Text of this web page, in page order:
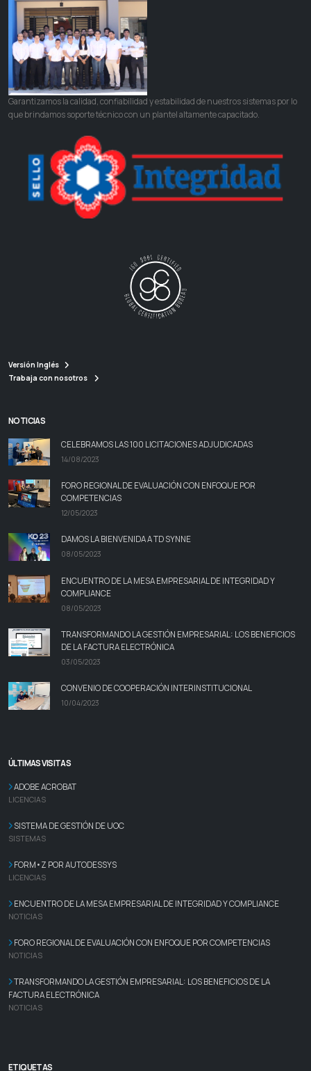
Garantizamos la calidad, confiabilidad y estabilidad de nuestros sistemas por lo
que brindamos soporte técnico con un plantel altamente capacitado.
Versión Inglés
Trabaja con nosotros
NOTICIAS
CELEBRAMOS LAS 100 LICITACIONES ADJUDICADAS
14/08/2023
FORO REGIONAL DE EVALUACIÓN CON ENFOQUE POR
COMPETENCIAS
12/05/2023
DAMOS LA BIENVENIDA A TD SYNNE
08/05/2023
ENCUENTRO DE LA MESA EMPRESARIAL DE INTEGRIDAD Y
COMPLIANCE
08/05/2023
TRANSFORMANDO LA GESTIÓN EMPRESARIAL: LOS BENEFICIOS
DE LA FACTURA ELECTRÓNICA
03/05/2023
CONVENIO DE COOPERACIÓN INTERINSTITUCIONAL
10/04/2023
ÚLTIMAS VISITAS
ADOBE ACROBAT
LICENCIAS
SISTEMA DE GESTIÓN DE UOC
SISTEMAS
FORM•Z POR AUTODESSYS
LICENCIAS
ENCUENTRO DE LA MESA EMPRESARIAL DE INTEGRIDAD Y COMPLIANCE
NOTICIAS
FORO REGIONAL DE EVALUACIÓN CON ENFOQUE POR COMPETENCIAS
NOTICIAS
TRANSFORMANDO LA GESTIÓN EMPRESARIAL: LOS BENEFICIOS DE LA
FACTURA ELECTRÓNICA
NOTICIAS
ETIQUETAS